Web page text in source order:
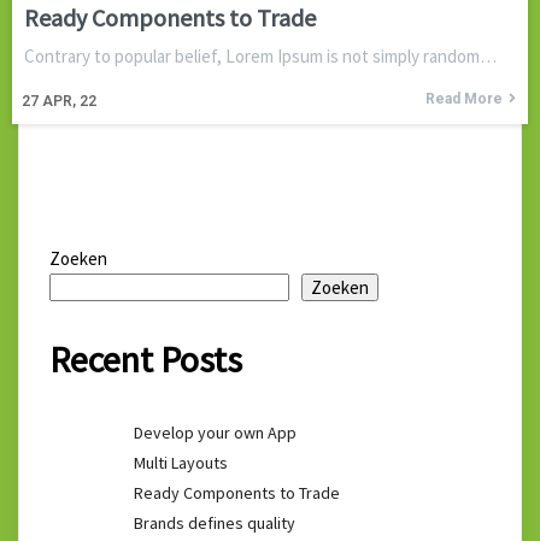
Ready Components to Trade
27 APR, 22
Contrary to popular belief, Lorem Ipsum is not simply random…
Read More
Zoeken
Zoeken
Recent Posts
Develop your own App
Multi Layouts
Ready Components to Trade
Brands defines quality